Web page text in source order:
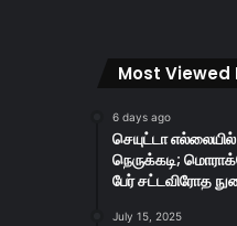
Most Viewed
6 days ago
செயுட்டா
நெருக்கடி;
பேர் சட்டவிரோத
July 15, 2025